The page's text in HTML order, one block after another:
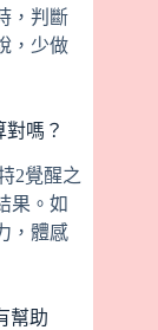
，判斷
，少做
嗎？
2覺醒之
果。如
，體感
幫助